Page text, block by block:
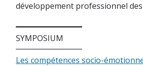
développement professionnel
SYMPOSIUM
Les compétences socio-